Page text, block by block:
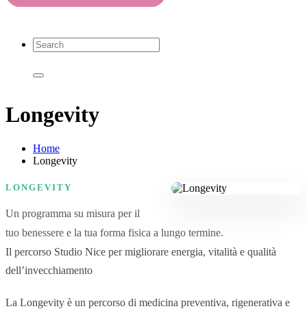
Longevity
Home
Longevity
LONGEVITY
Un programma su misura per il
tuo benessere e la tua forma fisica a lungo termine.
Il percorso Studio Nice per migliorare energia, vitalità e qualità
dell’invecchiamento
La Longevity è un percorso di medicina preventiva, rigenerativa e